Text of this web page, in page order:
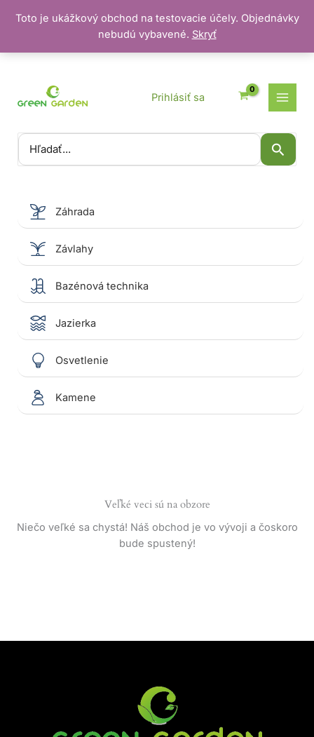
Toto je ukážkový obchod na testovacie účely. Objednávky
nebudú vybavené. Skryť
Vyhľadať:
Prihlásiť sa
Záhrada
Závlahy
Bazénová technika
Jazierka
Osvetlenie
Kamene
Veľké veci sú na obzore
Niečo veľké sa chystá! Náš obchod je vo vývoji a čoskoro
bude spustený!